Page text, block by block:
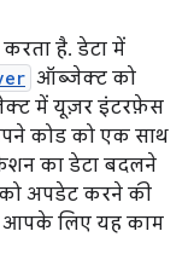
है. डेटा में
ऑब्जेक्ट को
में यूज़र इंटरफ़ेस
कोड को एक साथ
का डेटा बदलने
अपडेट करने की
आपके लिए यह काम